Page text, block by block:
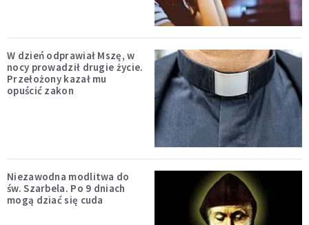
W dzień odprawiał Mszę, w
nocy prowadził drugie życie.
Przełożony kazał mu
opuścić zakon
Niezawodna modlitwa do
św. Szarbela. Po 9 dniach
mogą dziać się cuda